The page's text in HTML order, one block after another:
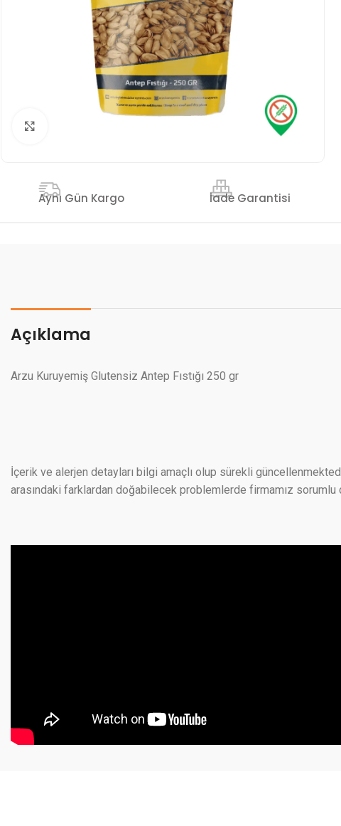
Aynı Gün Kargo İade Garantisi
Açıklama
Arzu Kuruyemiş Glutensiz Antep Fıstığı 250 gr
İçerik ve alerjen detayları bilgi amaçlı olup sürekli
arasındaki farklardan doğabilecek problemlerde firmamız